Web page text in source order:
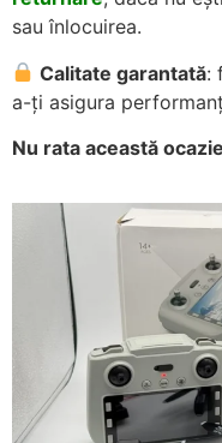
sau înlocuirea.
Calitate garantată:
a-ți asigura
Nu rata această